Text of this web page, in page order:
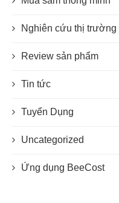
Nghiên cứu thị trường
Review sản phẩm
Tin tức
Tuyển Dụng
Uncategorized
Ứng dụng BeeCost